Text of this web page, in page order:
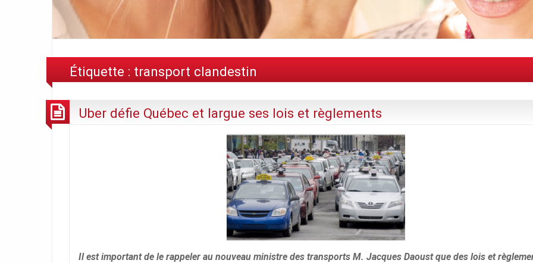
Étiquette : transport clandestin
Uber défie Québec et largue ses lois et règlements
Il est important de le rappeler au nouveau ministre des transports M. Jacques Daoust que des lois et